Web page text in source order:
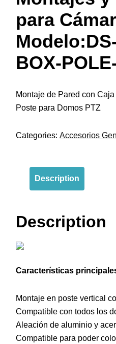
para
BOX-
Montaje de Pared con
Poste para Domos PTZ
Categories: Accesorios
Description
Description
Características
Montaje en poste vertical
Compatible con todos los
Aleación de aluminio y
Compatible para poder